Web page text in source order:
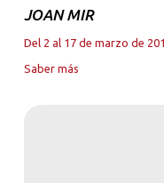
JOAN MIR
Del 2 al 17 de marzo de
Saber más